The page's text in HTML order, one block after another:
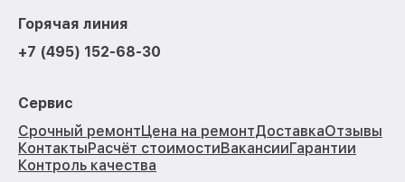
Горячая линия
+7 (495) 152-68-30
Сервис
Срочный ремонтЦена на ремонтДоставкаОтзывы
КонтактыРасчёт стоимостиВакансииГарантии
Контроль качества